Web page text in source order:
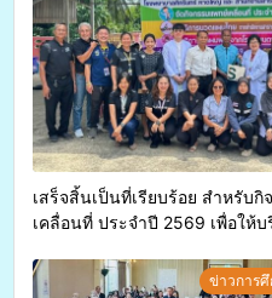
เสร็จสิ้นเป็นที่เรียบร้อย สำหรับกิ
เคลื่อนที่ ประจำปี 2569 เพื่อให้
ข่าวการ